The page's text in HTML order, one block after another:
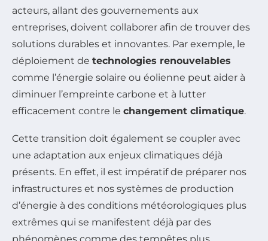
acteurs, allant des gouvernements aux
entreprises, doivent collaborer afin de trouver des
solutions durables et innovantes. Par exemple, le
déploiement de technologies renouvelables
comme l’énergie solaire ou éolienne peut aider à
diminuer l’empreinte carbone et à lutter
efficacement contre le changement climatique.
Cette transition doit également se coupler avec
une adaptation aux enjeux climatiques déjà
présents. En effet, il est impératif de préparer nos
infrastructures et nos systèmes de production
d’énergie à des conditions météorologiques plus
extrêmes qui se manifestent déjà par des
phénomènes comme des tempêtes plus